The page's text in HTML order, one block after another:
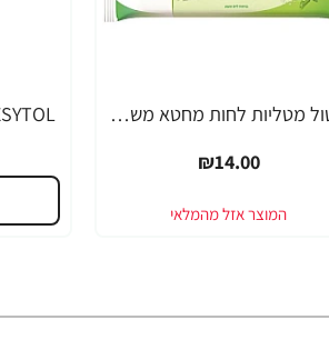
דטול מטליות לחות מחטא משטחים בניחוח ליים ונענע 60 יחידות - Dettol
₪14.00